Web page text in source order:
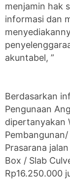
menjamin hak
informasi dan
akuntabel, ”
Berdasarkan
Pengunaan
dipertanyakan
Prasarana
Box / Slab
Rp16.250.000